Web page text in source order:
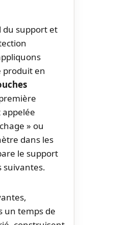
du support et
produit en
» ou
dans les
le support
suivantes.
un temps de